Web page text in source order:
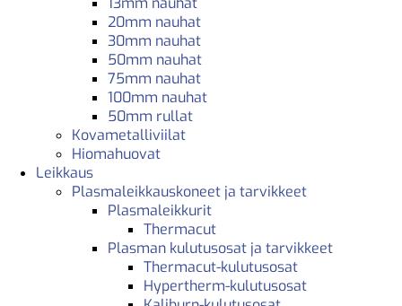
20mm nauhat
30mm nauhat
50mm nauhat
75mm nauhat
100mm nauhat
50mm rullat
Kovametalliviilat
Hiomahuovat
Leikkaus
Plasmaleikkauskoneet ja tarvikkeet
Plasmaleikkurit
Thermacut
Plasman kulutusosat ja tarvikkeet
Thermacut-kulutusosat
Hypertherm-kulutusosat